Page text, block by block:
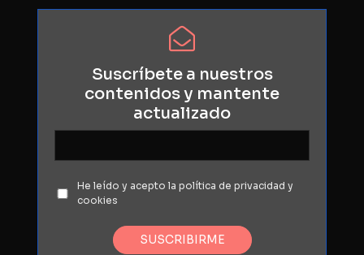
Suscríbete a nuestros
contenidosy mantente
actualizado
He leído y acepto la política de privacidad y
cookies